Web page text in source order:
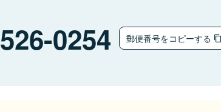
526-0254 郵便番号をコピーする